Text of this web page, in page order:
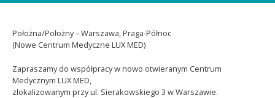
Położna/Położny – Warszawa, Praga-Północ
(Nowe Centrum Medyczne LUX MED)
Zapraszamy do współpracy w nowo otwieranym Centrum
Medycznym LUX MED,
zlokalizowanym przy ul. Sierakowskiego 3 w Warszawie.